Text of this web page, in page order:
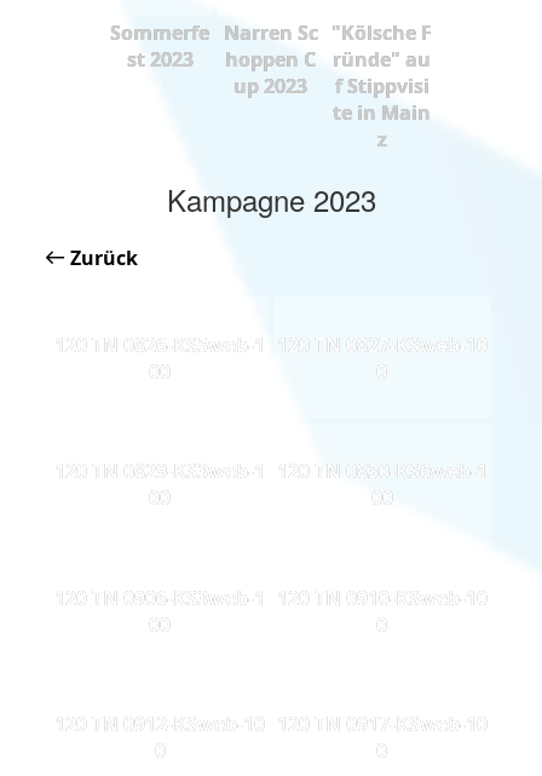
Sommerfe
st 2023
Narren Sc
hoppen C
up 2023
"Kölsche F
ründe" au
f Stippvisi
te in Main
z
Kampagne 2023
Zurück
120 TN 0826-KS5web-1
00
120 TN 0827-KSweb-10
0
120 TN 0829-KS3web-1
00
120 TN 0830-KS6web-1
00
120 TN 0906-KS3web-1
00
120 TN 0910-KSweb-10
0
120 TN 0912-KSweb-10
0
120 TN 0917-KSweb-10
0